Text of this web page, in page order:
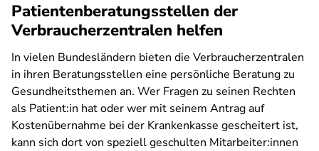
Patientenberatungsstellen der
Verbraucherzentralen helfen
In vielen Bundesländern bieten die Verbraucherzentralen
in ihren Beratungsstellen eine persönliche Beratung zu
Gesundheitsthemen an. Wer Fragen zu seinen Rechten
als Patient:in hat oder wer mit seinem Antrag auf
Kostenübernahme bei der Krankenkasse gescheitert ist,
kann sich dort von speziell geschulten Mitarbeiter:innen